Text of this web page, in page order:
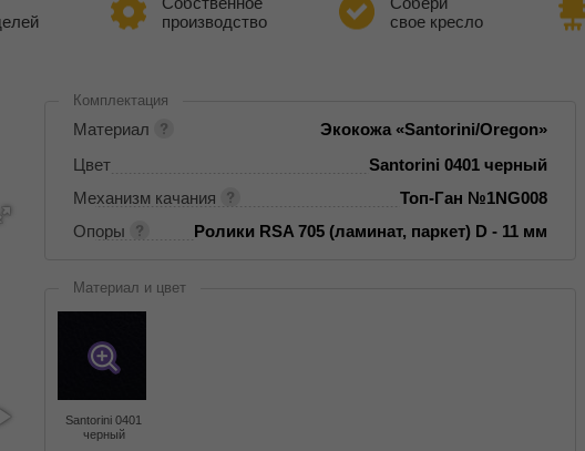
производство
свое кресло
Комплектация
Материал
Экокожа «Santorini/Oregon»
Цвет
Santorini 0401 черный
Механизм качания
Топ-Ган №1NG008
Опоры
Ролики RSA 705 (ламинат, паркет) D - 11 мм
Материал и цвет
Santorini 0401
черный